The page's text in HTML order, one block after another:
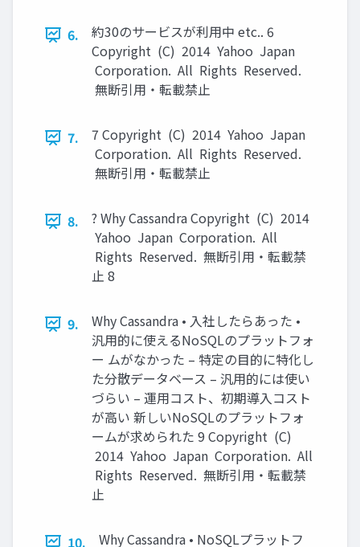
6.
約30のサービスが利用中 etc.. 6
Copyright (C) 2014 Yahoo Japan
Corporation. All Rights Reserved.
無断引用・転載禁止
7.
7 Copyright (C) 2014 Yahoo Japan
Corporation. All Rights Reserved.
無断引用・転載禁止
8.
? Why Cassandra Copyright (C) 2014
Yahoo Japan Corporation. All
Rights Reserved. 無断引用・転載禁
止 8
9.
Why Cassandra • 入社したらあった •
汎用的に使えるNoSQLのプラットフォ
ー ムがなかった – 特定の目的に特化し
た分散データベース – 汎用的には使い
づらい – 運用コスト、初期導入コスト
が高い 新しいNoSQLのプラットフォ
ームが求められた 9 Copyright (C)
2014 Yahoo Japan Corporation. All
Rights Reserved. 無断引用・転載禁
止
10.
Why Cassandra • NoSQLプラットフ